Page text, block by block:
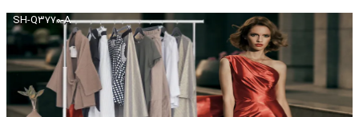
SH-Q۳۷۷۰-A